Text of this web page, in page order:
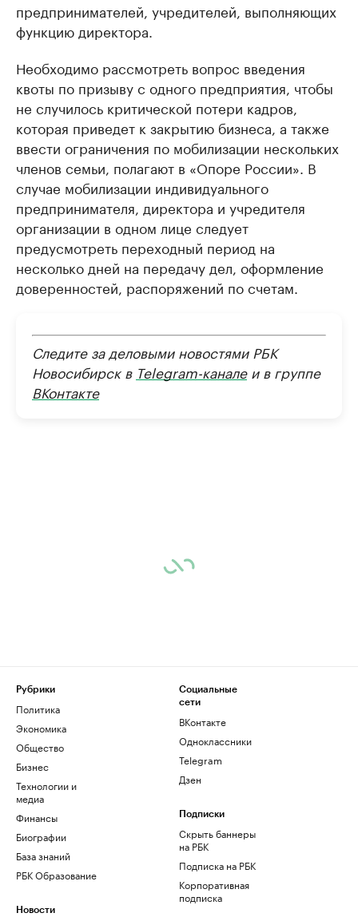
предпринимателей, учредителей, выполняющих
функцию директора.
Необходимо рассмотреть вопрос введения
квоты по призыву с одного предприятия, чтобы
не случилось критической потери кадров,
которая приведет к закрытию бизнеса, а также
ввести ограничения по мобилизации нескольких
членов семьи, полагают в «Опоре России». В
случае мобилизации индивидуального
предпринимателя, директора и учредителя
организации в одном лице следует
предусмотреть переходный период на
несколько дней на передачу дел, оформление
доверенностей, распоряжений по счетам.
Следите за деловыми новостями РБК
Новосибирск в Telegram-каналеи в группе
ВКонтакте
Рубрики
Политика
Экономика
Общество
Бизнес
Технологии и
медиа
Финансы
Биографии
База знаний
РБК Образование
Новости
Социальные
сети
ВКонтакте
Одноклассники
Telegram
Дзен
Подписки
Скрыть баннеры
на РБК
Подписка на РБК
Корпоративная
подписка